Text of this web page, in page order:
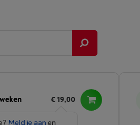
€ 19,00
Meld je aan en